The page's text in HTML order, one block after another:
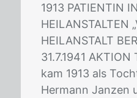
1913 PATIENTIN
HEILANSTALTEN
HEILANSTALT
31.7.1941
kam 1913 als
Hermann Janzen